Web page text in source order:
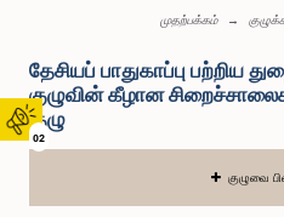
02
முதற்பக்கம்
தேசியப் பாதுகாப்பு பற்றிய
குழுவின் கீழான
குழு
குழுவை